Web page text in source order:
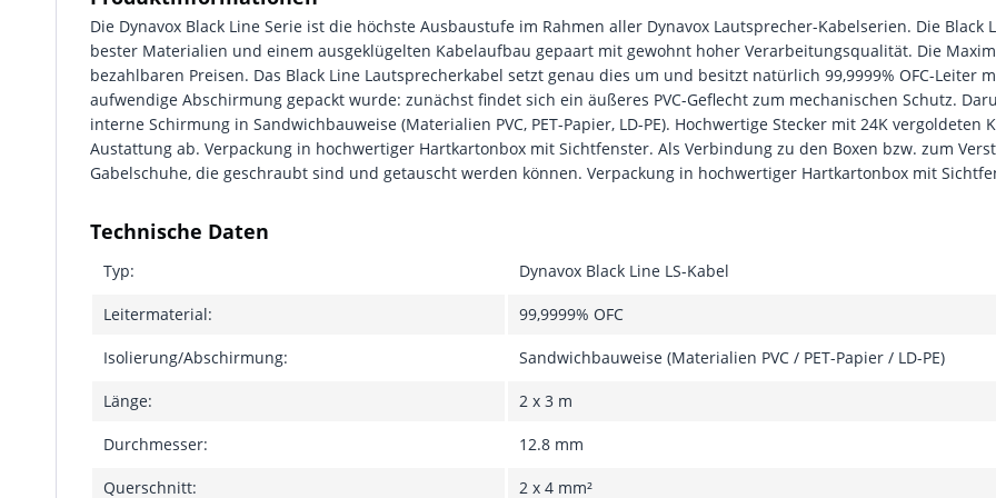
Die Dynavox Black Line Serie ist die höchste Ausbaustufe im Rahmen aller Dynavox Lautsprecher-Kabelserien. Die
bester Materialien und einem ausgeklügelten Kabelaufbau gepaart mit gewohnt hoher Verarbeitungsqualität. Die
bezahlbaren Preisen. Das Black Line Lautsprecherkabel setzt genau dies um und besitzt natürlich 99,9999% OFC-Leiter
aufwendige Abschirmung gepackt wurde: zunächst findet sich ein äußeres PVC-Geflecht zum mechanischen Schutz.
interne Schirmung in Sandwichbauweise (Materialien PVC, PET-Papier, LD-PE). Hochwertige Stecker mit 24K
Austattung ab. Verpackung in hochwertiger Hartkartonbox mit Sichtfenster. Als Verbindung zu den Boxen bzw. zum
Gabelschuhe, die geschraubt sind und getauscht werden können. Verpackung in hochwertiger Hartkartonbox mit
Technische Daten
Typ: Dynavox Black Line LS-Kabel
Leitermaterial: 99,9999% OFC
Isolierung/Abschirmung: Sandwichbauweise (Materialien PVC / PET-Papier / LD-PE)
Länge: 2 x 3 m
Durchmesser: 12.8 mm
Querschnitt: 2 x 4 mm²